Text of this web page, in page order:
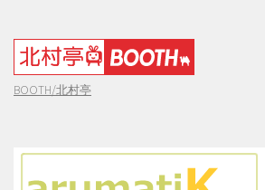
BOOTH/北村亭